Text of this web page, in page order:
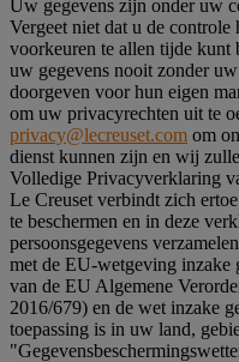
Uw gegevens zijn onder uw
Vergeet niet dat u de
voorkeuren te allen tijde kunt
uw gegevens nooit zonder
doorgeven voor hun eigen
om uw privacyrechten uit te
privacy@lecreuset.com om
dienst kunnen zijn en wij
Volledige Privacyverklaring
Le Creuset verbindt zich
te beschermen en in deze
persoonsgegevens
met de EU-wetgeving inzake
van de EU Algemene
2016/679) en de wet inzake
toepassing is in uw land,